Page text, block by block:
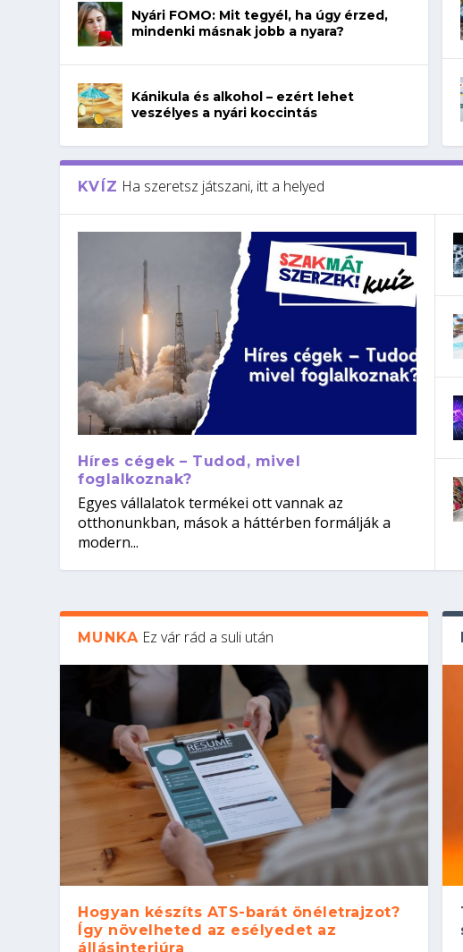
Nyári FOMO: Mit tegyél, ha úgy érzed,
mindenki másnak jobb a nyara?
Kánikula és alkohol – ezért lehet
veszélyes a nyári koccintás
KVÍZ Ha szeretsz játszani, itt a helyed
Híres cégek – Tudod, mivel
foglalkoznak?
Egyes vállalatok termékei ott vannak az
otthonunkban, mások a háttérben formálják a
modern...
MUNKA Ez vár rád a suli után
Hogyan készíts ATS-barát önéletrajzot?
Így növelheted az esélyedet az
állásinterjúra